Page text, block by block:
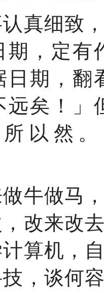
细致，
期，定
日期，
远矣！
以然
做马，
改来改
算机，
，谈何